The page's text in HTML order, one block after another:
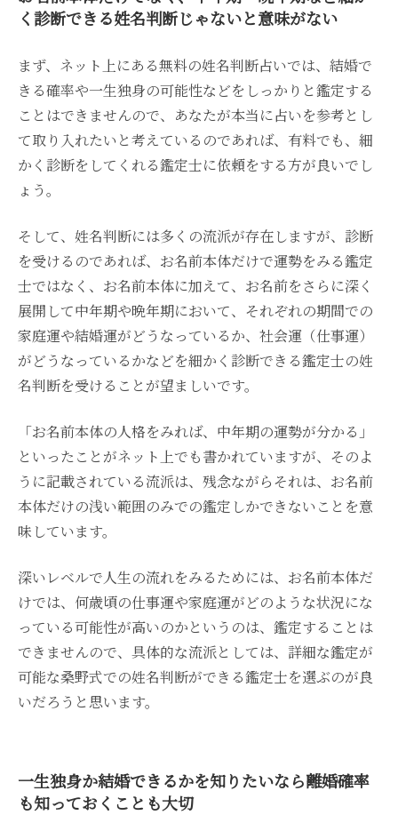
く診断できる姓名判断じゃないと意味がない
まず、ネット上にある無料の姓名判断占いでは、結婚で
きる確率や一生独身の可能性などをしっかりと鑑定する
ことはできませんので、あなたが本当に占いを参考とし
て取り入れたいと考えているのであれば、有料でも、細
かく診断をしてくれる鑑定士に依頼をする方が良いでし
ょう。
そして、姓名判断には多くの流派が存在しますが、診断
を受けるのであれば、お名前本体だけで運勢をみる鑑定
士ではなく、お名前本体に加えて、お名前をさらに深く
展開して中年期や晩年期において、それぞれの期間での
家庭運や結婚運がどうなっているか、社会運（仕事運）
がどうなっているかなどを細かく診断できる鑑定士の姓
名判断を受けることが望ましいです。
「お名前本体の人格をみれば、中年期の運勢が分かる」
といったことがネット上でも書かれていますが、そのよ
うに記載されている流派は、残念ながらそれは、お名前
本体だけの浅い範囲のみでの鑑定しかできないことを意
味しています。
深いレベルで人生の流れをみるためには、お名前本体だ
けでは、何歳頃の仕事運や家庭運がどのような状況にな
っている可能性が高いのかというのは、鑑定することは
できませんので、具体的な流派としては、詳細な鑑定が
可能な桑野式での姓名判断ができる鑑定士を選ぶのが良
いだろうと思います。
一生独身か結婚できるかを知りたいなら離婚確率
も知っておくことも大切